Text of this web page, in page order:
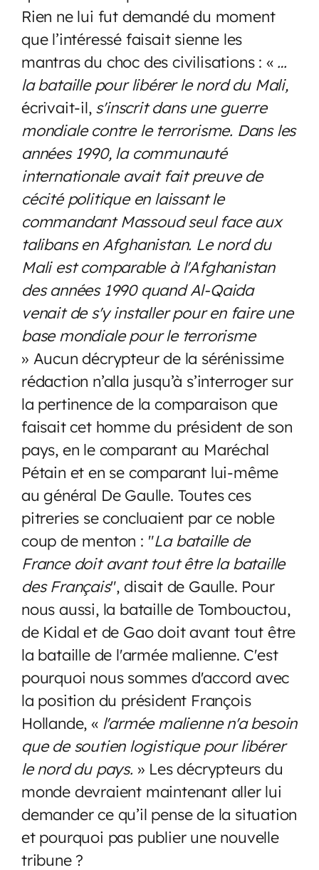
Rien ne lui fut demandé du moment
que l’intéressé faisait sienne les
mantras du choc des civilisations : « …
la bataille pour libérer le nord du Mali,
écrivait-il, s'inscrit dans une guerre
mondiale contre le terrorisme. Dans les
années 1990, la communauté
internationale avait fait preuve de
cécité politique en laissant le
commandant Massoud seul face aux
talibans en Afghanistan. Le nord du
Mali est comparable à l'Afghanistan
des années 1990 quand Al-Qaida
venait de s'y installer pour en faire une
base mondiale pour le terrorisme
» Aucun décrypteur de la sérénissime
rédaction n’alla jusqu’à s’interroger sur
la pertinence de la comparaison que
faisait cet homme du président de son
pays, en le comparant au Maréchal
Pétain et en se comparant lui-même
au général De Gaulle. Toutes ces
pitreries se concluaient par ce noble
coup de menton : "La bataille de
France doit avant tout être la bataille
des Français", disait de Gaulle. Pour
nous aussi, la bataille de Tombouctou,
de Kidal et de Gao doit avant tout être
la bataille de l'armée malienne. C'est
pourquoi nous sommes d'accord avec
la position du président François
Hollande, « l'armée malienne n'a besoin
que de soutien logistique pour libérer
le nord du pays. » Les décrypteurs du
monde devraient maintenant aller lui
demander ce qu’il pense de la situation
et pourquoi pas publier une nouvelle
tribune ?